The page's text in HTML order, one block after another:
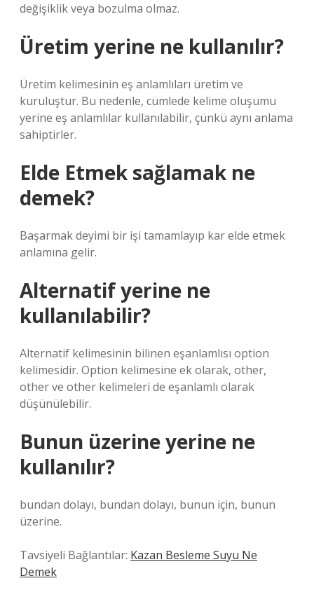
değişiklik veya bozulma olmaz.
Üretim yerine ne kullanılır?
Üretim kelimesinin eş anlamlıları üretim ve
kuruluştur. Bu nedenle, cümlede kelime oluşumu
yerine eş anlamlılar kullanılabilir, çünkü aynı anlama
sahiptirler.
Elde Etmek sağlamak ne
demek?
Başarmak deyimi bir işi tamamlayıp kar elde etmek
anlamına gelir.
Alternatif yerine ne
kullanılabilir?
Alternatif kelimesinin bilinen eşanlamlısı option
kelimesidir. Option kelimesine ek olarak, other,
other ve other kelimeleri de eşanlamlı olarak
düşünülebilir.
Bunun üzerine yerine ne
kullanılır?
bundan dolayı, bundan dolayı, bunun için, bunun
üzerine.
Tavsiyeli Bağlantılar: Kazan Besleme Suyu Ne
Demek